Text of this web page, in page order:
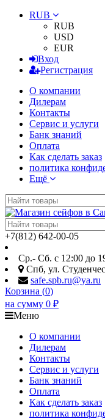
RUB
RUB
USD
EUR
Вход
Регистрация
О компании
Дилерам
Контакты
Сервис и услуги
Банк знаний
Оплата
Как сделать заказ
политика
Ещё
+7(812) 642-00-05
Ср.- Сб. с 12:00 до
Спб, ул.
safe.spb.ru@ya.ru
Корзина (0)
на сумму 0 ₽
Меню
О компании
Дилерам
Контакты
Сервис и услуги
Банк знаний
Оплата
Как сделать заказ
политика